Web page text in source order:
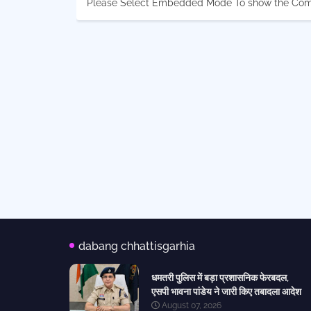
Please Select Embedded Mode To show the
dabang chhattisgarhia
धमतरी पुलिस में बड़ा प्रशासनिक फेरबदल,
एसपी भावना पांडेय ने जारी किए तबादला आदेश
August 07, 2026